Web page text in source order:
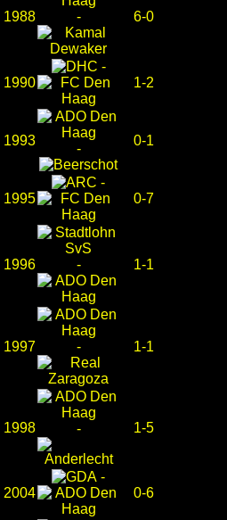
1988 - 6-0
1990
-
1-2
1993
-
0-1
1995
-
0-7
1996 - 1-1
1997 - 1-1
1998 - 1-5
2004
-
0-6